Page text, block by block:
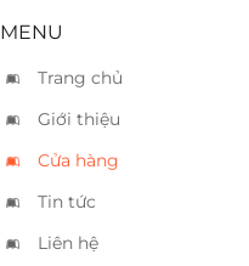
MENU
Trang chủ
Giới thiệu
Cửa hàng
Tin tức
Liên hệ